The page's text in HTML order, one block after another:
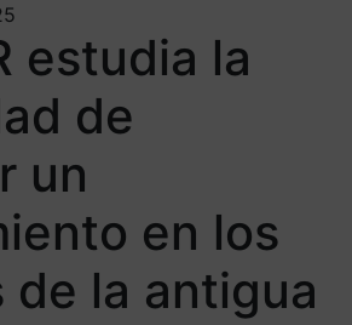
estudia la
de
un
en los
de la antigua